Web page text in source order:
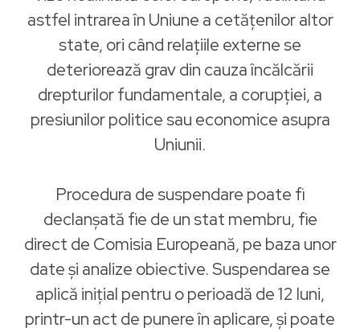
astfel intrarea în Uniune a cetățenilor altor
state, ori când relațiile externe se
deteriorează grav din cauza încălcării
drepturilor fundamentale, a corupției, a
presiunilor politice sau economice asupra
Uniunii.
Procedura de suspendare poate fi
declanșată fie de un stat membru, fie
direct de Comisia Europeană, pe baza unor
date și analize obiective. Suspendarea se
aplică inițial pentru o perioadă de 12 luni,
printr-un act de punere în aplicare, și poate